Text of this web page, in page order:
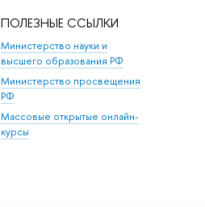
ПОЛЕЗНЫЕ ССЫЛКИ
Министерство науки и
высшего образования РФ
Министерство просвещения
РФ
Массовые открытые онлайн-
курсы